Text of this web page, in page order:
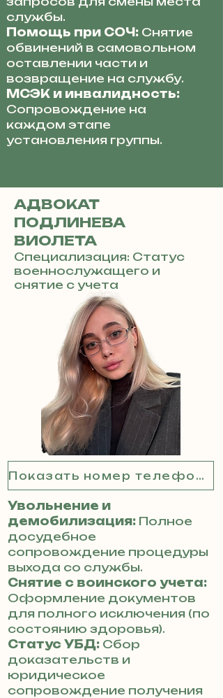
службы.
Помощь при СОЧ: Снятие
обвинений в самовольном
оставлении части и
возвращение на службу.
МСЭК и инвалидность:
Сопровождение на
каждом этапе
установления группы.
АДВОКАТ
ПОДЛИНЕВА
ВИОЛЕТА
Специализация: Статус
военнослужащего и
снятие с учета
Показать номер телефона
Увольнение и
демобилизация: Полное
досудебное
сопровождение процедуры
выхода со службы.
Снятие с воинского учета:
Оформление документов
для полного исключения (по
состоянию здоровья).
Статус УБД: Сбор
доказательств и
юридическое
сопровождение получения